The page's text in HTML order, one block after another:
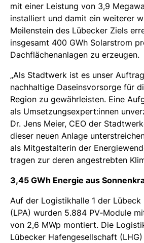
mit einer Leistung von 3,9
installiert und damit ein weiterer
Meilenstein des Lübecker Ziels
insgesamt 400 GWh Solarstrom
Dachflächenanlagen zu erzeugen.
„Als Stadtwerk ist es unser
nachhaltige Daseinsvorsorge für
Region zu gewährleisten. Eine
als Umsetzungsexpert:innen
Dr. Jens Meier, CEO der
dieser neuen Anlage
als Mitgestalterin der
tragen zur deren angestrebten
3,45 GWh Energie aus
Auf der Logistikhalle 1 der
(LPA) wurden 5.884 PV‑Module
von 2,6 MWp montiert. Die
Lübecker Hafengesellschaft